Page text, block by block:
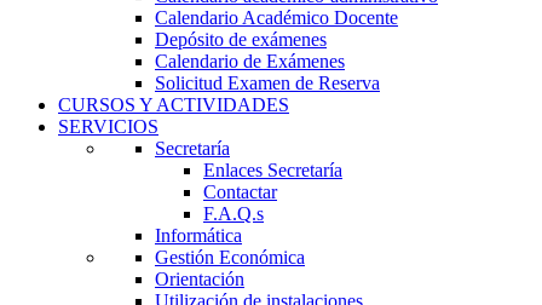
Calendario Académico Docente
Depósito de exámenes
Calendario de Exámenes
Solicitud Examen de Reserva
CURSOS Y ACTIVIDADES
SERVICIOS
Secretaría
Enlaces Secretaría
Contactar
F.A.Q.s
Informática
Gestión Económica
Orientación
Utilización de instalaciones